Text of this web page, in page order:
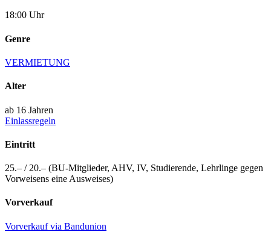
18:00 Uhr
Genre
VERMIETUNG
Alter
ab 16 Jahren
Einlassregeln
Eintritt
25.– / 20.– (BU-Mitglieder, AHV, IV, Studierende, Lehrlinge gegen
Vorweisens eine Ausweises)
Vorverkauf
Vorverkauf via Bandunion